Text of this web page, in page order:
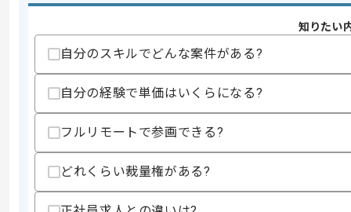
歓迎スキル
・Edge化、脱IE等Webブラウザの互換
・損害保険分野のシステム開発経験
その他募集要項
商談回数
1回
知りたい
自分のスキルでどんな案件がある?
自分の経験で単価はいくらになる?
フルリモートで参画できる?
どれくらい裁量権がある?